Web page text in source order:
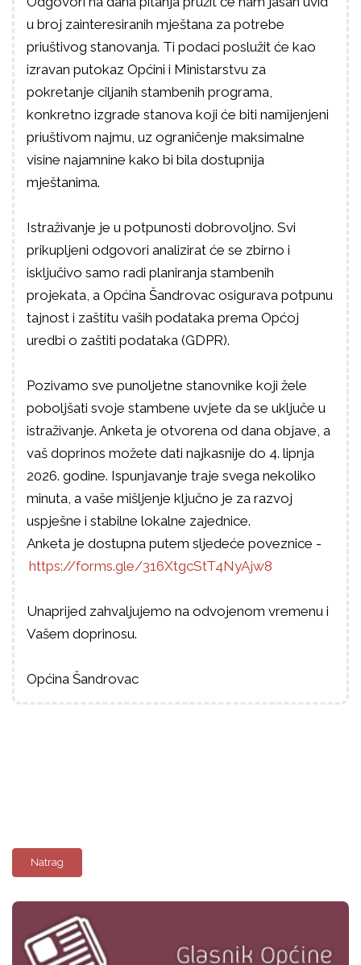
u broj zainteresiranih mještana za potrebe
priuštivog stanovanja. Ti podaci poslužit će kao
izravan putokaz Općini i Ministarstvu za
pokretanje ciljanih stambenih programa,
konkretno izgrade stanova koji će biti namijenjeni
priuštivom najmu, uz ograničenje maksimalne
visine najamnine kako bi bila dostupnija
mještanima.
Istraživanje je u potpunosti dobrovoljno. Svi
prikupljeni odgovori analizirat će se zbirno i
isključivo samo radi planiranja stambenih
projekata, a Općina Šandrovac osigurava potpunu
tajnost i zaštitu vaših podataka prema Općoj
uredbi o zaštiti podataka (GDPR).
Pozivamo sve punoljetne stanovnike koji žele
poboljšati svoje stambene uvjete da se uključe u
istraživanje. Anketa je otvorena od dana objave, a
vaš doprinos možete dati najkasnije do 4. lipnja
2026. godine. Ispunjavanje traje svega nekoliko
minuta, a vaše mišljenje ključno je za razvoj
uspješne i stabilne lokalne zajednice.
Anketa je dostupna putem sljedeće poveznice -
https://forms.gle/316XtgcStT4NyAjw8
Unaprijed zahvaljujemo na odvojenom vremenu i
Vašem doprinosu.
Općina Šandrovac
Natrag